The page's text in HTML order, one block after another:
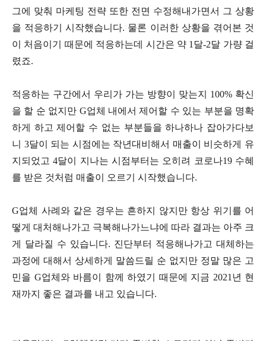
그에 맞춰 마케팅 전략 또한 전면 수정해내가면서 그 상황
을 적응하기 시작했습니다. 물론 이러한 상황을 겪어본 것
이 처음이기 때문에 적응하는데 시간은 약 1달-2달 가량 걸
렸죠.
적응하는 구간에서 우리가 가는 방향이 맞는지 100% 확신
을 할 순 없지만 G업체 내에서 제어할 수 있는 부분을 명확
하게 하고 제어할 수 없는 부분들을 하나하나 잡아가다보
니 3달이 되는 시점에는 작년대비해서 매출이 비슷하게 유
지되었고 4달이 지나는 시점부터는 오히려 코로나19 수혜
를 받은 것처럼 매출이 오르기 시작했습니다.
G업체 사례와 같은 경우는 흔하지 않지만 항상 위기를 어
떻게 대처해나가고 극복해나가느냐에 따라 결과는 아주 크
게 달라질 수 있습니다. 진단부터 적응해나가고 대체하는
과정에 대해서 상세하게 말씀드릴 순 없지만 정말 많은 고
민을 G업체와 바름이 함께 하였기 때문에 지금 2021년 현
재까지 좋은 결과를 내고 있습니다.